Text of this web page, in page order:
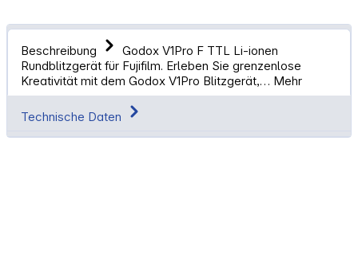
Beschreibung
Godox V1Pro F TTL Li-ionen
Rundblitzgerät für Fujifilm. Erleben Sie grenzenlose
Kreativität mit dem Godox V1Pro Blitzgerät,… Mehr
Technische Daten